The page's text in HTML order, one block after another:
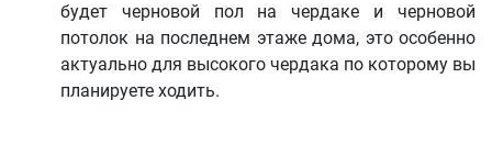
будет черновой пол на чердаке и черновой
потолок на последнем этаже дома, это особенно
актуально для высокого чердака по которому вы
планируете ходить.